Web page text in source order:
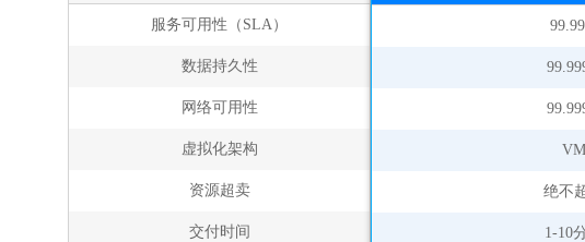
服务可用性（SLA）
数据持久性
网络可用性
虚拟化架构
资源超卖
交付时间
VM
绝不
1-10